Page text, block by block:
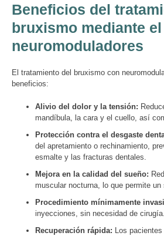
Beneficios del
bruxismo mediante
neuromoduladores
El tratamiento del bruxismo con
beneficios:
Alivio del dolor y la tensión:
mandíbula, la cara y el cuello, así
Protección contra el desgaste
del apretamiento o rechinamiento,
esmalte y las fracturas dentales.
Mejora en la calidad del sueño:
muscular nocturna, lo que permite un
Procedimiento mínimamente
inyecciones, sin necesidad de cirugía.
Recuperación rápida: Los